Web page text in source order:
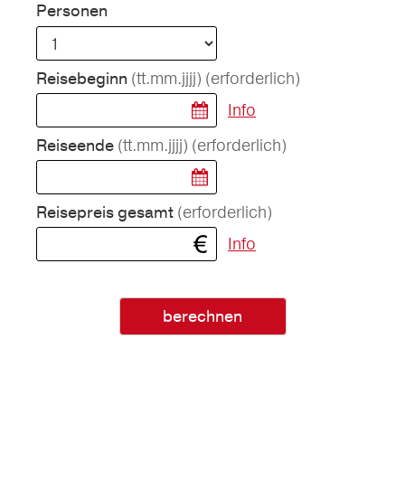
Personen
Reisebeginn (tt.mm.jjjj) (erforderlich)
Info
Reiseende (tt.mm.jjjj) (erforderlich)
Reisepreis gesamt (erforderlich)
Info
berechnen